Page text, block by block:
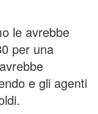
le avrebbe
per una
e gli agenti